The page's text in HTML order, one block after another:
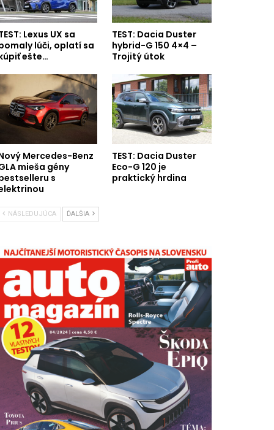
Lexus UX sa
lúči, oplatí sa
ešte…
TEST: Dacia Duster
hybrid-G 150 4×4 –
Trojitý útok
Mercedes-Benz
mieša gény
s
TEST: Dacia Duster
Eco-G 120 je
praktický hrdina
NÁSLEDUJÚCA ĎALŠIA